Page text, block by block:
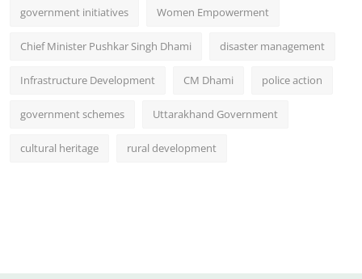
government initiatives Women Empowerment
Chief Minister Pushkar Singh Dhami disaster management
Infrastructure Development CM Dhami police action
government schemes Uttarakhand Government
cultural heritage rural development